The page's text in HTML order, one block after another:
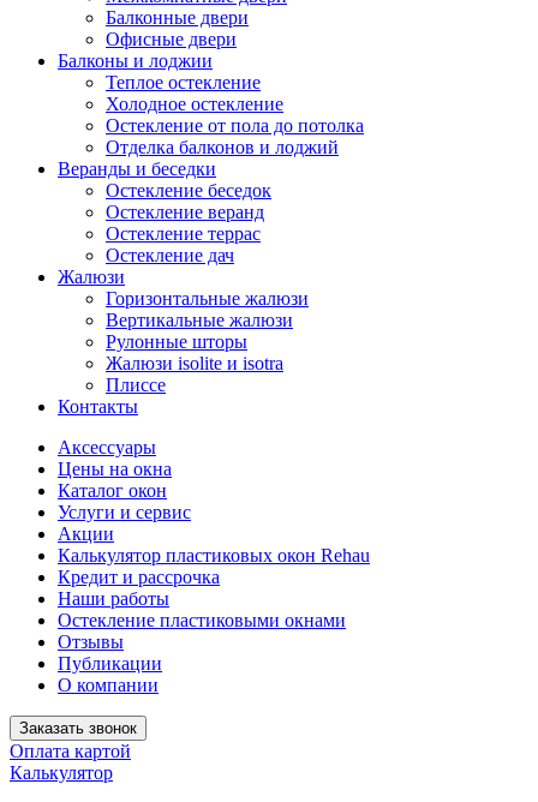
Балконные двери
Офисные двери
Балконы и лоджии
Теплое остекление
Холодное остекление
Остекление от пола до потолка
Отделка балконов и лоджий
Веранды и беседки
Остекление беседок
Остекление веранд
Остекление террас
Остекление дач
Жалюзи
Горизонтальные жалюзи
Вертикальные жалюзи
Рулонные шторы
Жалюзи isolite и isotra
Плиссе
Контакты
Аксессуары
Цены на окна
Каталог окон
Услуги и сервис
Акции
Калькулятор пластиковых окон Rehau
Кредит и рассрочка
Наши работы
Остекление пластиковыми окнами
Отзывы
Публикации
О компании
Заказать звонок
Оплата картой
Калькулятор